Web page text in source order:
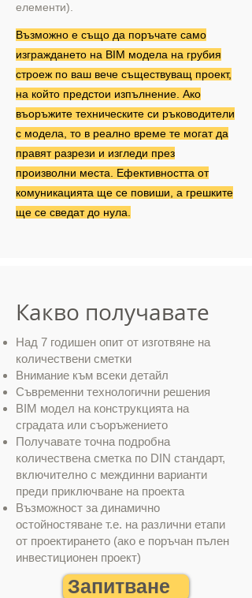
елементи).
Възможно е също да поръчате само
изграждането на BIM модела на грубия
строеж по ваш вече съществуващ проект,
на който предстои изпълнение. Ако
въоръжите техническите си ръководители
с модела, то в реално време те могат да
правят разрези и изгледи през
произволни места. Ефективността от
комуникацията ще се повиши, а грешките
ще се сведат до нула.
Какво получавате
Над 7 годишен опит от изготвяне на
количествени сметки
Внимание към всеки детайл
Съвременни технологични решения
BIM модел на конструкцията на
сградата или съоръжението
Получавате точна подробна
количествена сметка по DIN стандарт,
включително с междинни варианти
преди приключване на проекта
Възможност за динамично
остойностяване т.е. на различни етапи
от проектирането (ако е поръчан пълен
инвестиционен проект)
Запитване